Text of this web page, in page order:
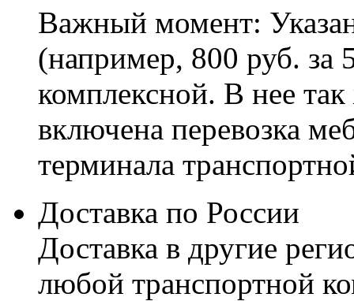
Важный момент:
(например, 800 руб. за
комплексной. В нее
включена перевозка
терминала
Доставка по России
Доставка в другие
любой транспортной